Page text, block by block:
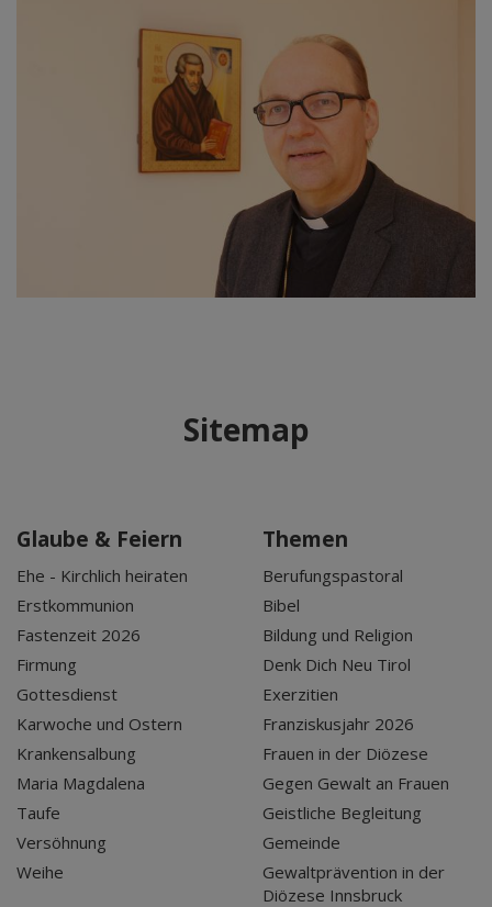
Sitemap
Glaube & Feiern
Ehe - Kirchlich heiraten
Erstkommunion
Fastenzeit 2026
Firmung
Gottesdienst
Karwoche und Ostern
Krankensalbung
Maria Magdalena
Taufe
Versöhnung
Weihe
Themen
Berufungspastoral
Bibel
Bildung und Religion
Denk Dich Neu Tirol
Exerzitien
Franziskusjahr 2026
Frauen in der Diözese
Gegen Gewalt an Frauen
Geistliche Begleitung
Gemeinde
Gewaltprävention in der
Diözese Innsbruck